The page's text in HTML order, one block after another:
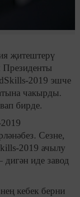
җитештерү
Президенты
2019 эшче
чакырды.
бирде.
Сезне,
2019 ачылу
дигән иде завод
кебек берни